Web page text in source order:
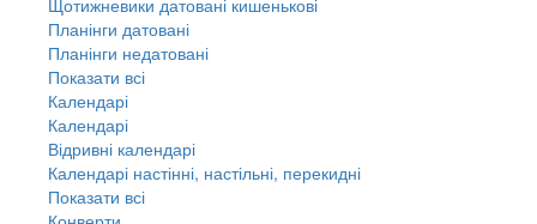
Щотижневики датовані кишенькові
Планінги датовані
Планінги недатовані
Показати всі
Календарі
Календарі
Відривні календарі
Календарі настінні, настільні, перекидні
Показати всі